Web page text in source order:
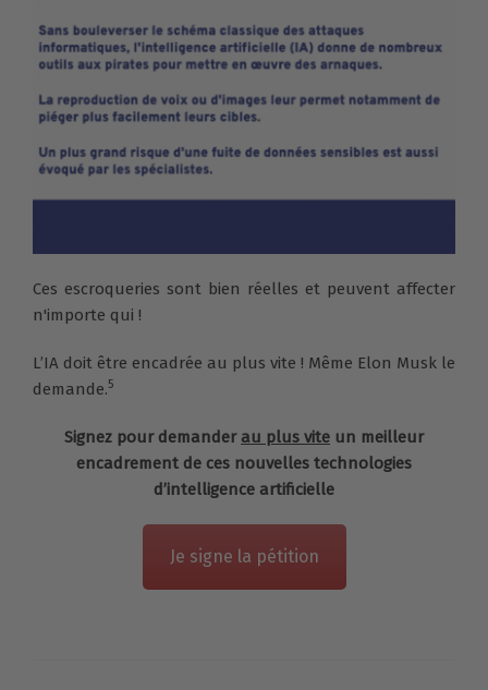
Ces escroqueries sont bien réelles et peuvent affecter
n'importe qui !
L’IA doit être encadrée au plus vite ! Même Elon Musk le
demande.5
Signez pour demander au plus vite un meilleur
encadrement de ces nouvelles technologies
d’intelligence artificielle
Je signe la pétition